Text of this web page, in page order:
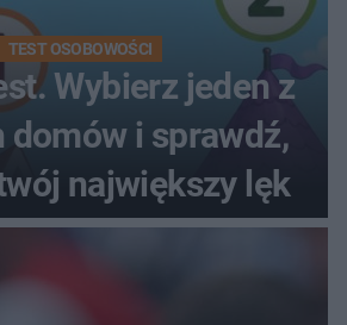
TEST OSOBOWOŚCI
Wybierz jeden z
domów i sprawdź,
największy lęk